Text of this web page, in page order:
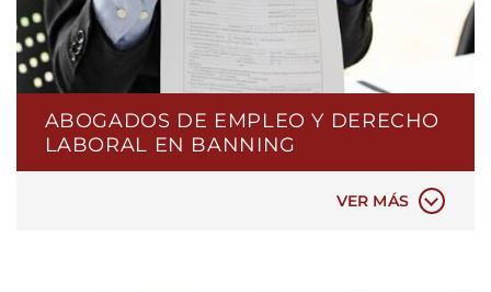
ABOGADOS DE EMPLEO Y DERECHO
LABORAL EN BANNING
VER MÁS
DISPUTA DE SALARIOS Y HORAS
COMPENSACIÓN DE TRABAJADORES
DISCRIMINACIÓN POR EDAD
DISCRIMINACIÓN DE GÉNERO